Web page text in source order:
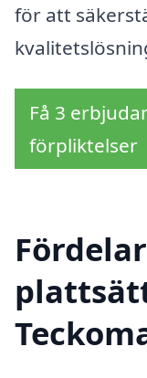
för att
Få 3
förpliktelser